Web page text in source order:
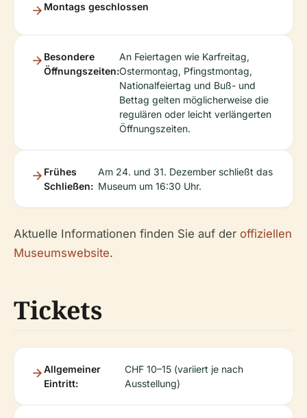
Montags geschlossen
Besondere
Öffnungszeiten:
An Feiertagen wie Karfreitag,
Ostermontag, Pfingstmontag,
Nationalfeiertag und Buß- und
Bettag gelten möglicherweise die
regulären oder leicht verlängerten
Öffnungszeiten.
Frühes
Schließen:
Am 24. und 31. Dezember schließt das
Museum um 16:30 Uhr.
Aktuelle Informationen finden Sie auf der offiziellen
Museumswebsite.
Tickets
Allgemeiner
Eintritt:
CHF 10–15 (variiert je nach
Ausstellung)